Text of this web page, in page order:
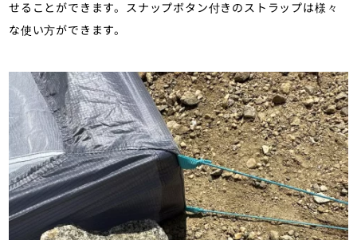
せることができます。スナップボタン付きのストラップは様々
な使い方ができます。